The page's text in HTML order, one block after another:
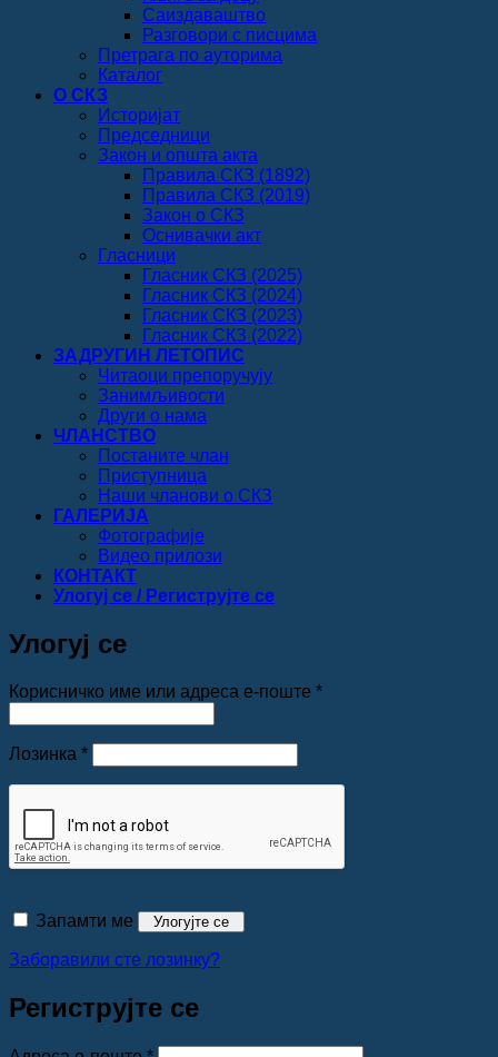
Саиздаваштво
Разговори с писцима
Претрага по ауторима
Каталог
О СКЗ
Историјат
Председници
Закон и општа акта
Правила СКЗ (1892)
Правила СКЗ (2019)
Закон о СКЗ
Оснивачки акт
Гласници
Гласник СКЗ (2025)
Гласник СКЗ (2024)
Гласник СКЗ (2023)
Гласник СКЗ (2022)
ЗАДРУГИН ЛЕТОПИС
Читаоци препоручују
Занимљивости
Други о нама
ЧЛАНСТВО
Постаните члан
Приступница
Наши чланови о СКЗ
ГАЛЕРИЈА
Фотографије
Видео прилози
КОНТАКТ
Улогуј се / Региструјте се
Улогуј се
Корисничко име или адреса е-поште *Обавезно
Лозинка *Обавезно
Запамти ме Улогујте се
Заборавили сте лозинку?
Региструјте се